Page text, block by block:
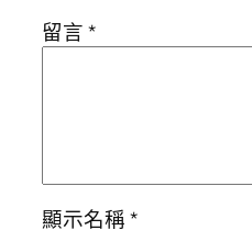
留言*
顯示名稱*